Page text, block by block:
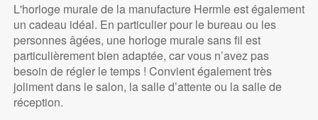
L'horloge murale de la manufacture Hermle est également
un cadeau idéal. En particulier pour le bureau ou les
personnes âgées, une horloge murale sans fil est
particulièrement bien adaptée, car vous n’avez pas
besoin de régler le temps ! Convient également très
joliment dans le salon, la salle d’attente ou la salle de
réception.